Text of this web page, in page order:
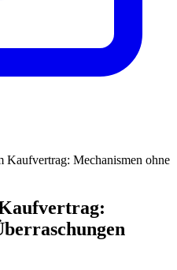
Kaufvertrag: Mechanismen ohne